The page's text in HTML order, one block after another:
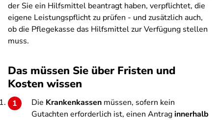
der Sie ein Hilfsmittel beantragt haben, verpflichtet, die
eigene Leistungspflicht zu prüfen - und zusätzlich auch,
ob die Pflegekasse das Hilfsmittel zur Verfügung stellen
muss.
Das müssen Sie über Fristen und
Kosten wissen
Die Krankenkassen müssen, sofern kein
Gutachten erforderlich ist, einen Antraginnerhalb